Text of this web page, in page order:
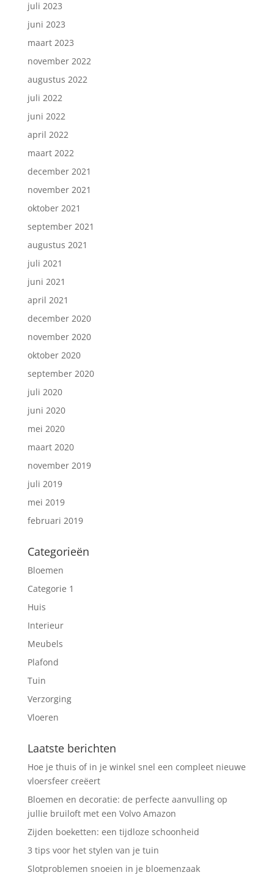
juli 2023
juni 2023
maart 2023
november 2022
augustus 2022
juli 2022
juni 2022
april 2022
maart 2022
december 2021
november 2021
oktober 2021
september 2021
augustus 2021
juli 2021
juni 2021
april 2021
december 2020
november 2020
oktober 2020
september 2020
juli 2020
juni 2020
mei 2020
maart 2020
november 2019
juli 2019
mei 2019
februari 2019
Categorieën
Bloemen
Categorie 1
Huis
Interieur
Meubels
Plafond
Tuin
Verzorging
Vloeren
Laatste berichten
Hoe je thuis of in je winkel snel een compleet nieuwe
vloersfeer creëert
Bloemen en decoratie: de perfecte aanvulling op
jullie bruiloft met een Volvo Amazon
Zijden boeketten: een tijdloze schoonheid
3 tips voor het stylen van je tuin
Slotproblemen snoeien in je bloemenzaak